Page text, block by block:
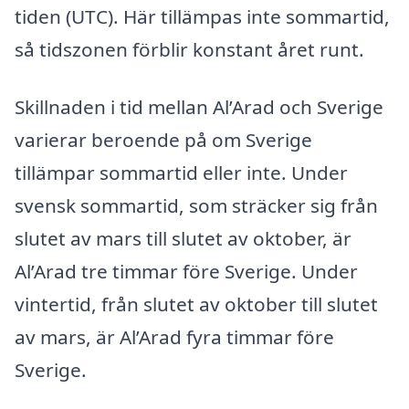
tiden (UTC). Här tillämpas inte sommartid,
så tidszonen förblir konstant året runt.
Skillnaden i tid mellan Al’Arad och Sverige
varierar beroende på om Sverige
tillämpar sommartid eller inte. Under
svensk sommartid, som sträcker sig från
slutet av mars till slutet av oktober, är
Al’Arad tre timmar före Sverige. Under
vintertid, från slutet av oktober till slutet
av mars, är Al’Arad fyra timmar före
Sverige.